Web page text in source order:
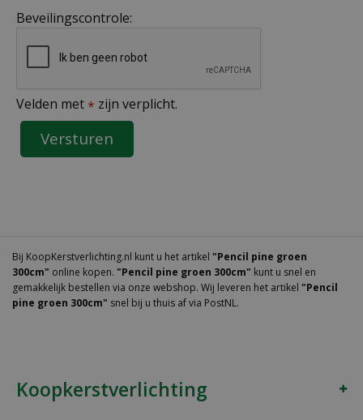
Beveilingscontrole:
Velden met * zijn verplicht.
Bij KoopKerstverlichting.nl kunt u het artikel "Pencil pine groen
300cm" online kopen. "Pencil pine groen 300cm" kunt u snel en
gemakkelijk bestellen via onze webshop. Wij leveren het artikel "Pencil
pine groen 300cm" snel bij u thuis af via PostNL.
Koopkerstverlichting